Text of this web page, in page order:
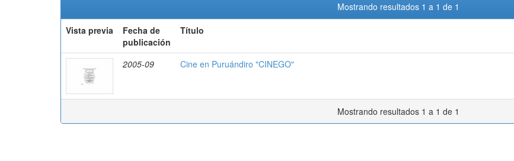
Mostrando resultados 1 a 1 de 1
Vista previa
Fecha de
publicación
Título
2005-09 Cine en Puruándiro "CINEGO"
Mostrando resultados 1 a 1 de 1